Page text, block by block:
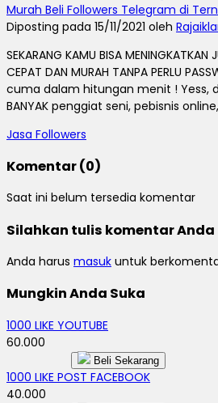
Murah Beli Followers Telegram di
Diposting pada 15/11/2021 oleh
SEKARANG KAMU BISA MENINGKATKAN
CEPAT DAN MURAH TANPA PERLU
cuma dalam hitungan menit ! Yess,
BANYAK penggiat seni, pebisnis
Jasa Followers
Komentar (0)
Saat ini belum tersedia komentar
Silahkan tulis komentar Anda
Anda harus masuk untuk
Mungkin Anda Suka
1000 LIKE YOUTUBE
60.000
Beli Sekarang
1000 LIKE POST FACEBOOK
40.000